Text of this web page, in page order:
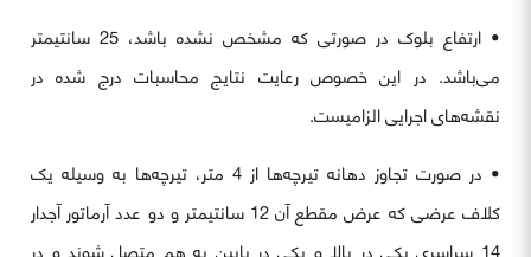
• ارتفاع بلوک در صورتی که مشخص نشده باشد، 25 سانتیمتر
می‌باشد. در این خصوص رعایت نتایج محاسبات درج شده در
نقشه‌های اجرایی الزامیست.
• در صورت تجاوز دهانه تیرچه‌ها از 4 متر، تیرچه‌ها به وسیله یک
کلاف عرضی که عرض مقطع آن 12 سانتیمتر و دو عدد آرماتور آجدار